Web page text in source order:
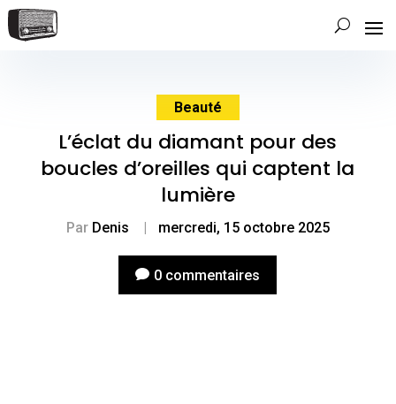
Beauté
L’éclat du diamant pour des
boucles d’oreilles qui captent la
lumière
Par Denis | mercredi, 15 octobre 2025
0 commentaires